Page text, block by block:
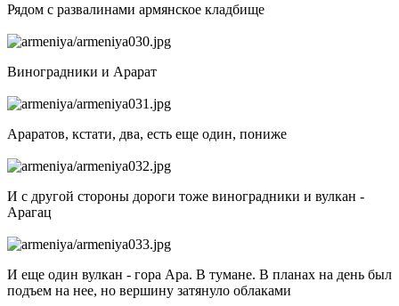
Рядом с развалинами армянское кладбище
Виноградники и Арарат
Араратов, кстати, два, есть еще один, пониже
И с другой стороны дороги тоже виноградники и вулкан -
Арагац
И еще один вулкан - гора Ара. В тумане. В планах на день был
подъем на нее, но вершину затянуло облаками